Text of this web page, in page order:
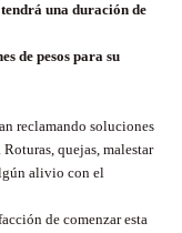
una duración de
de pesos para su
reclamando soluciones
quejas, malestar
alivio con el
de comenzar esta